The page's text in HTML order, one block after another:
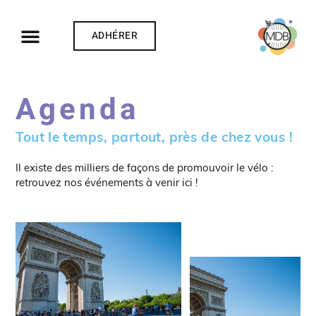
ADHÉRER
Agenda
Tout le temps, partout, près de chez vous !
Il existe des milliers de façons de promouvoir le vélo :
retrouvez nos événements à venir ici !